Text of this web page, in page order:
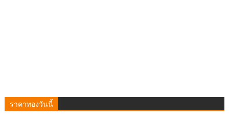
ราคาทองวันนี้